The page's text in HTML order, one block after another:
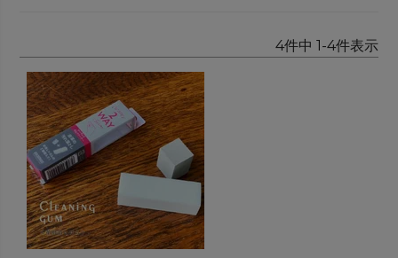
4件中 1 -4件表示